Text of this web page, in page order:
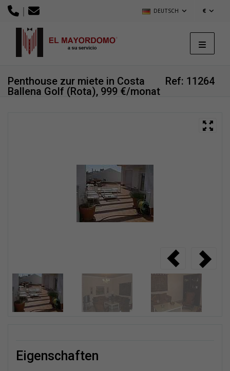
| DEUTSCH €
Ref: 11264
Penthouse zur miete in Costa
Ballena Golf (Rota), 999 €/monat
eigenschaften